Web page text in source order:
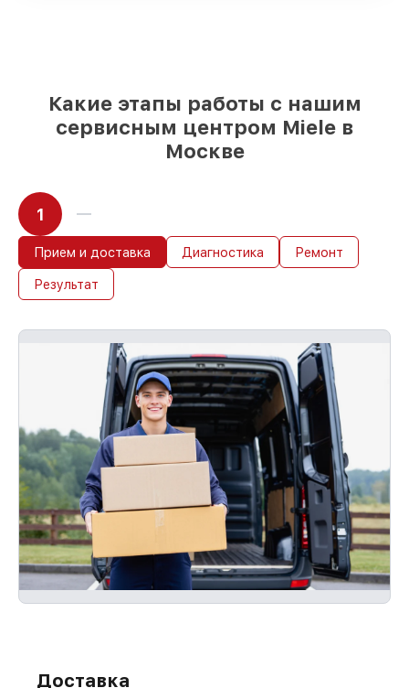
Какие этапы работы с нашим
сервисным центром Miele в
Москве
1
Прием и доставка Диагностика Ремонт
Результат
Доставка